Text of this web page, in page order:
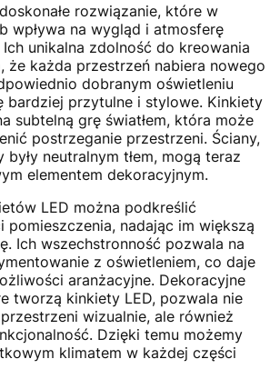
rozwiązanie, które w
wpływa na wygląd i atmosferę
unikalna zdolność do kreowania
że każda przestrzeń nabiera nowego
dobranym oświetleniu
bardziej przytulne i stylowe. Kinkiety
subtelną grę światłem, która może
postrzeganie przestrzeni. Ściany,
neutralnym tłem, mogą teraz
elementem dekoracyjnym.
LED można podkreślić
pomieszczenia, nadając im większą
Ich wszechstronność pozwala na
z oświetleniem, co daje
aranżacyjne. Dekoracyjne
tworzą kinkiety LED, pozwala nie
wizualnie, ale również
Dzięki temu możemy
klimatem w każdej części